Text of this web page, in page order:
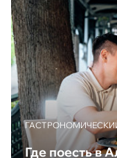
Где поесть в